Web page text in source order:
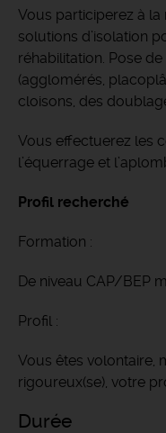
Vous participerez à
solutions d’isolation
réhabilitation. Pose
(agglomérés,
cloisons, des
Vous effectuerez les
l’équerrage et
Profil recherché
Formation :
De niveau CAP/BEP
Profil :
Vous êtes volontaire,
rigoureux(se), votre
Durée